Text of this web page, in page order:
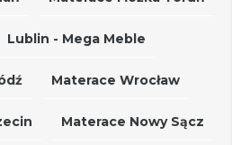
Lublin - Mega Meble
Materace Wrocław
Materace Nowy Sącz